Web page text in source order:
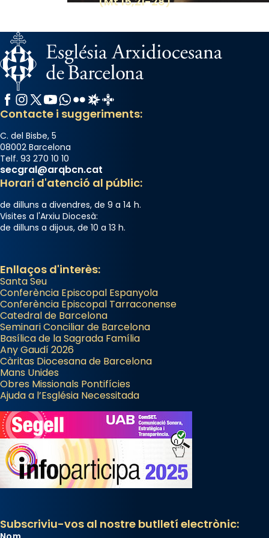
Facebook
Instagram
X / Twitter
YouTube
WhatsApp
FlickrRadio Estel
Catalunya Cristiana
Contacte i suggeriments:
C. del Bisbe, 5
08002 Barcelona
Telf. 93 270 10 10
secgral@arqbcn.cat
Horari d'atenció al públic:
de dilluns a divendres, de 9 a 14 h.
Visites a l'Arxiu Diocesà:
de dilluns a dijous, de 10 a 13 h.
Enllaços d'interès:
Santa Seu
Conferència Episcopal Espanyola
Conferència Episcopal Tarraconense
Catedral de Barcelona
Seminari Conciliar de Barcelona
Basílica de la Sagrada Família
Any Gaudí 2026
Càritas Diocesana de Barcelona
Mans Unides
Obres Missionals Pontifícies
Ajuda a l’Església Necessitada
Subscriviu-vos al nostre butlletí electrònic: